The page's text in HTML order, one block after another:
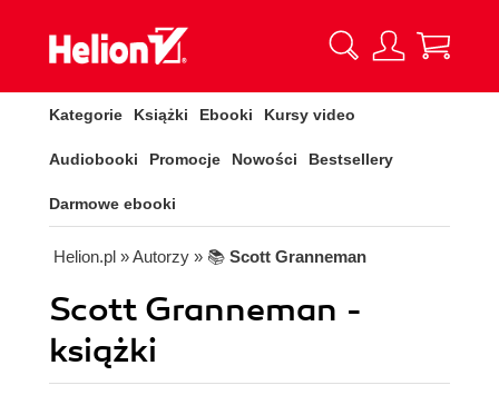
Kategorie Książki Ebooki Kursy video
Audiobooki Promocje Nowości Bestsellery
Darmowe ebooki
Helion.pl » Autorzy » 📚 Scott Granneman
Scott Granneman -
książki